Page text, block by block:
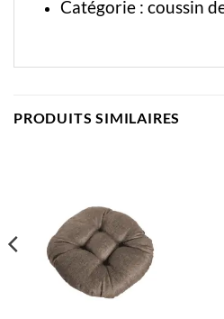
Catégorie : coussin
PRODUITS SIMILAIRES